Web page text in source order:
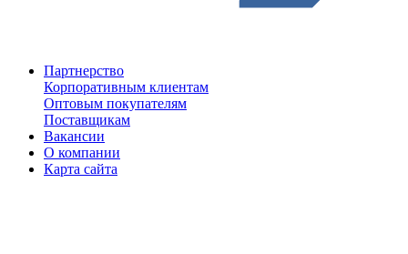
Партнерство
Корпоративным клиентам
Оптовым покупателям
Поставщикам
Вакансии
О компании
Карта сайта